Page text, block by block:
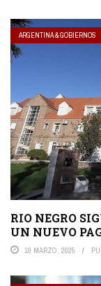
ARGENTINA & GOBIERNOS
RIO NEGRO
UN NUEVO
10 MARZO, 2025